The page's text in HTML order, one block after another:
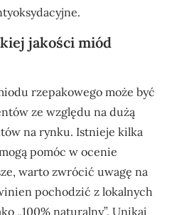
jakości miód
rzepakowego może być
ze względu na dużą
na rynku. Istnieje kilka
pomóc w ocenie
warto zwrócić uwagę na
pochodzić z lokalnych
„100% naturalny”. Unikaj